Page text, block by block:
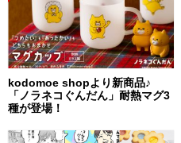
kodomoe shopより新商品♪
「ノラネコぐんだん」耐熱マグ3
種が登場！